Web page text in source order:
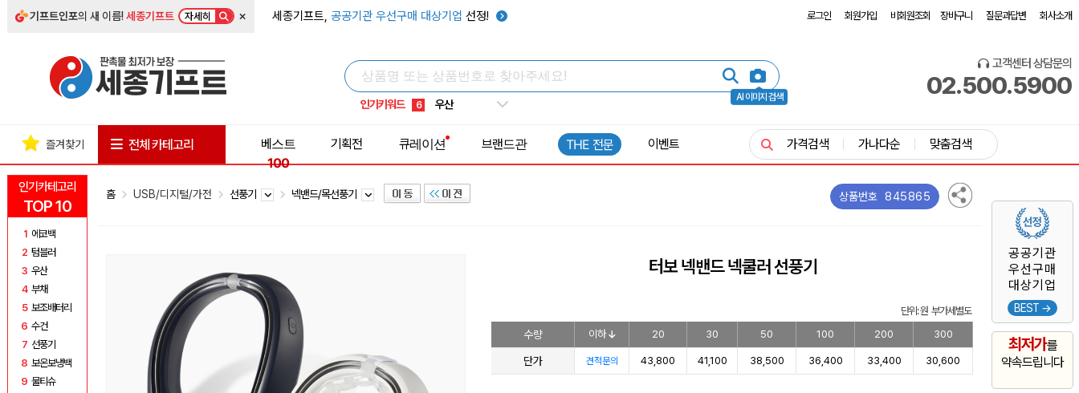
기프트인포의 새 이름!세종기프트 자세히 × 세종기프트, 공공기관 우선구매 대상기업 선정! 로그인 회원가입 비회원조회 장바구니 질문과답변 회사소개
AI 이미지 검색
인기키워드
3 썬캡
6 우산
7 텀블러
9 넥쿨러
1 선풍기
고객센터 상담문의
02.500.5900
인기카테고리
TOP 10
1 에코백
2 텀블러
3 우산
4 부채
5 보조배터리
6 수건
7 선풍기
8 보온보냉백
9 물티슈
공공기관
우선구매
대상기업
BEST →
최저가를
약속드립니다
즐겨찾기 전체 카테고리
베스트
100
기획전 큐레이션 브랜드관 THE 전문 이벤트 가격검색 가나다순 맞춤검색
홈 USB/디지털/가전 선풍기 넥밴드/목선풍기 상품번호 845865
터보 넥밴드 넥쿨러 선풍기
단위: 원 부가세별도
수량 이하 20 30 50 100 200 300
단가 견적문의 43,800 41,100 38,500 36,400 33,400 30,600